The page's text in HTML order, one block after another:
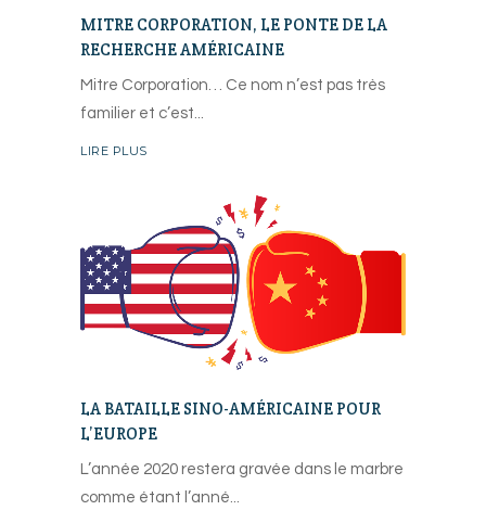
MITRE CORPORATION, LE PONTE DE LA
RECHERCHE AMÉRICAINE
Mitre Corporation… Ce nom n’est pas très
familier et c’est
LIRE PLUS
LA BATAILLE SINO-AMÉRICAINE POUR
L’EUROPE
L’année 2020 restera gravée dans le marbre
comme étant l’anné